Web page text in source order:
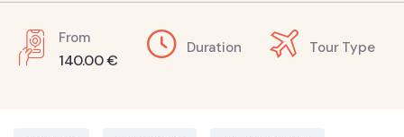
From
140.00€
Duration Tour Type